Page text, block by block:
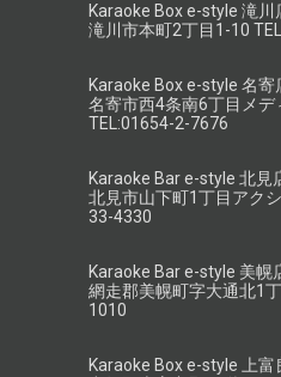
Karaoke Box e-style 滝川
滝川市本町2丁目1-10
Karaoke Box e-style 名寄
名寄市西4条南6丁目メデ
TEL:01654-2-7676
Karaoke Bar e-style 北見
北見市山下町1丁目アク
33-4330
Karaoke Bar e-style 美幌
網走郡美幌町字大通北1
1010
Karaoke Box e-style 上富